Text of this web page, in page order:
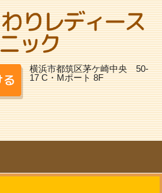
横浜市都筑区茅ケ崎中央 50-
17 C・Mポート 8F